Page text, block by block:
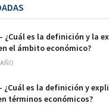
¿Cuál es la definición y la
el ámbito económico?
¿Cuál es la definición y
términos económicos?